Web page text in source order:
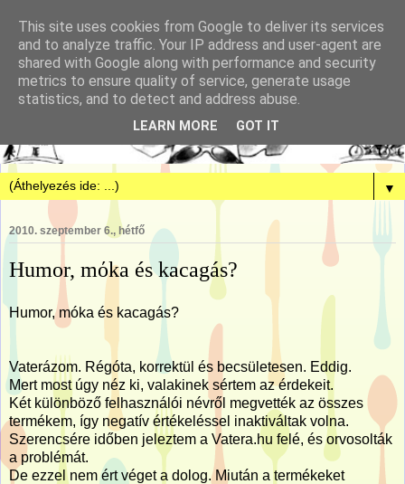
▼
2010. szeptember 6., hétfő
Humor, mόka és kacagás?
Humor, móka és kacagás?
Vaterázom. Régóta, korrektül és becsületesen. Eddig.
Mert most úgy néz ki, valakinek sértem az érdekeit.
Két különböző felhasználói névről megvették az összes
termékem, így negatív értékeléssel inaktiváltak volna.
Szerencsére időben jeleztem a Vatera.hu felé, és orvosolták
a problémát.
De ezzel nem ért véget a dolog. Miután a termékeket
This site uses cookies from Google to deliver its services
and to analyze traffic. Your IP address and user-agent are
shared with Google along with performance and security
metrics to ensure quality of service, generate usage
statistics, and to detect and address abuse.
LEARN MORE GOT IT